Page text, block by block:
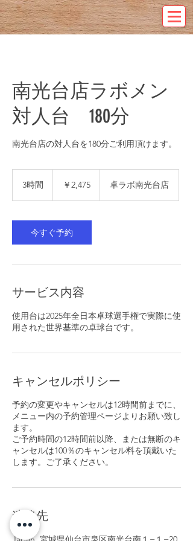
南光台店ラボメン
対人台 180分
南光台店の対人台を180分ご利用頂けます。
3時間 ￥2,475 卓ラボ南光台店
今すぐ予約
サービス内容
使用台は2025年全日本卓球選手権で実際に使
用された世界基準の卓球台です。
キャンセルポリシー
予約の変更やキャンセルは12時間前までに、
メニュー内の予約管理ページよりお願い致し
ます。
ご予約時間の12時間前以降、または無断のキ
ャンセルは100％のキャンセル料を頂戴いた
します。ご了承ください。
連絡先